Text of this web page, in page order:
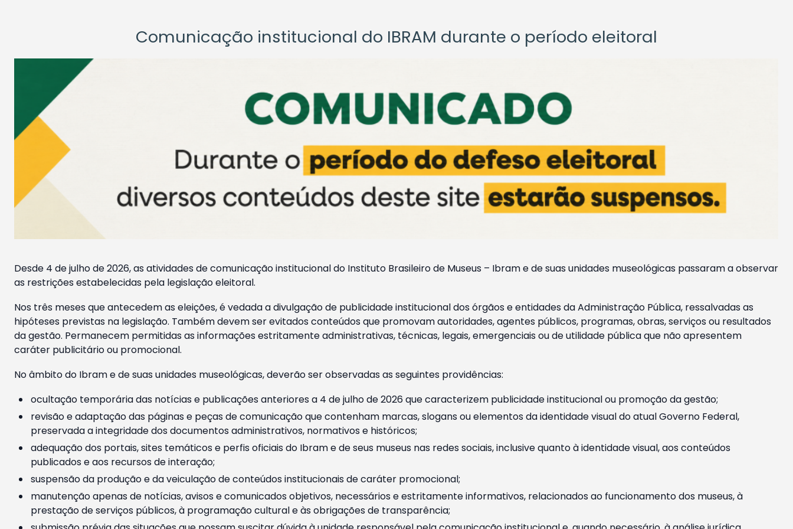
Comunicação institucional do IBRAM durante o período eleitoral
Desde 4 de julho de 2026, as atividades de comunicação institucional do Instituto Brasileiro de Museus – Ibram e de suas unidades museológicas passaram a observar
as restrições estabelecidas pela legislação eleitoral.
Nos três meses que antecedem as eleições, é vedada a divulgação de publicidade institucional dos órgãos e entidades da Administração Pública, ressalvadas as
hipóteses previstas na legislação. Também devem ser evitados conteúdos que promovam autoridades, agentes públicos, programas, obras, serviços ou resultados
da gestão. Permanecem permitidas as informações estritamente administrativas, técnicas, legais, emergenciais ou de utilidade pública que não apresentem
caráter publicitário ou promocional.
No âmbito do Ibram e de suas unidades museológicas, deverão ser observadas as seguintes providências:
ocultação temporária das notícias e publicações anteriores a 4 de julho de 2026 que caracterizem publicidade institucional ou promoção da gestão;
revisão e adaptação das páginas e peças de comunicação que contenham marcas, slogans ou elementos da identidade visual do atual Governo Federal,
preservada a integridade dos documentos administrativos, normativos e históricos;
adequação dos portais, sites temáticos e perfis oficiais do Ibram e de seus museus nas redes sociais, inclusive quanto à identidade visual, aos conteúdos
publicados e aos recursos de interação;
suspensão da produção e da veiculação de conteúdos institucionais de caráter promocional;
manutenção apenas de notícias, avisos e comunicados objetivos, necessários e estritamente informativos, relacionados ao funcionamento dos museus, à
prestação de serviços públicos, à programação cultural e às obrigações de transparência;